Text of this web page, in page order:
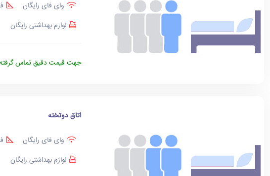
وای فای رایگان
لوازم بهداشتی رایگان
جهت قیمت دقیق تماس
اتاق دوتخته
وای فای رایگان
لوازم بهداشتی رایگان